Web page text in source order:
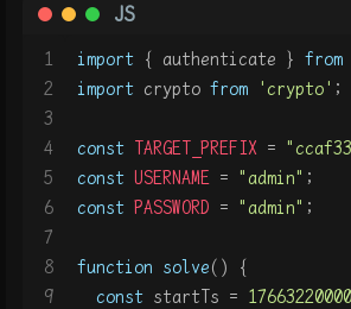
JS
1
2
3
4
5
6
7
8
9
import { authenticate } from
import crypto from 'crypto' ;
const TARGET_PREFIX =
const USERNAME = "admin" ;
const PASSWORD = "admin" ;
function solve( ) {
const startTs =